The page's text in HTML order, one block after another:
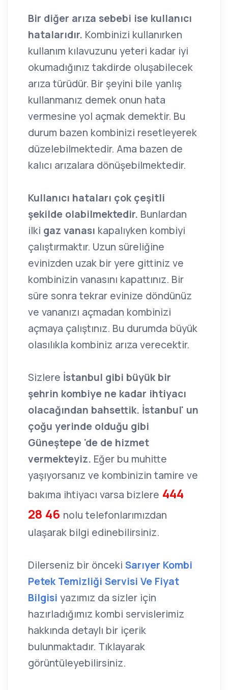
Bir diğer arıza sebebi ise kullanıcı
hatalarıdır. Kombinizi kullanırken
kullanım kılavuzunu yeteri kadar iyi
okumadığınız takdirde oluşabilecek
arıza türüdür. Bir şeyini bile yanlış
kullanmanız demek onun hata
vermesine yol açmak demektir. Bu
durum bazen kombinizi resetleyerek
düzelebilmektedir. Ama bazen de
kalıcı arızalara dönüşebilmektedir.
Kullanıcı hataları çok çeşitli
şekilde olabilmektedir. Bunlardan
ilki gaz vanası kapalıyken kombiyi
çalıştırmaktır. Uzun süreliğine
evinizden uzak bir yere gittiniz ve
kombinizin vanasını kapattınız. Bir
süre sonra tekrar evinize döndünüz
ve vananızı açmadan kombinizi
açmaya çalıştınız. Bu durumda büyük
olasılıkla kombiniz arıza verecektir.
Sizlere İstanbul gibi büyük bir
şehrin kombiye ne kadar ihtiyacı
olacağından bahsettik. İstanbul' un
çoğu yerinde olduğu gibi
Güneştepe 'de de hizmet
vermekteyiz. Eğer bu muhitte
yaşıyorsanız ve kombinizin tamire ve
bakıma ihtiyacı varsa bizlere 444
28 46 nolu telefonlarımızdan
ulaşarak bilgi edinebilirsiniz.
Dilerseniz bir önceki Sarıyer Kombi
Petek Temizliği Servisi Ve Fiyat
Bilgisi yazımız da sizler için
hazırladığımız kombi servislerimiz
hakkında detaylı bir içerik
bulunmaktadır. Tıklayarak
görüntüleyebilirsiniz.